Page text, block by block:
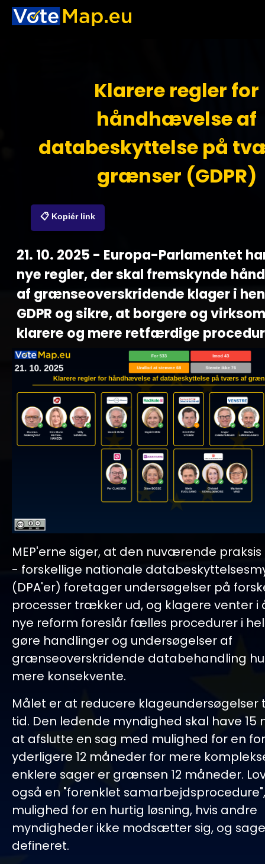
Klarere regler for
håndhævelse af
databeskyttelse på
grænser (GDPR)
📋 Kopiér link
21. 10. 2025 - Europa-Parlamentet
nye regler, der skal fremskynde
af grænseoverskridende klager i
GDPR og sikre, at borgere og
klarere og mere retfærdige
MEP'erne siger, at den nuværende praksis
- forskellige nationale
(DPA'er) foretager undersøgelser på
processer trækker ud, og klagere venter i
nye reform foreslår fælles procedurer i
gøre handlinger og undersøgelser af
grænseoverskridende databehandling
mere konsekvente.
Målet er at reducere klageundersøgelser
tid. Den ledende myndighed skal have 15
at afslutte en sag med mulighed for en
yderligere 12 måneder for mere
enklere sager er grænsen 12 måneder.
også en "forenklet
mulighed for en hurtig løsning, hvis andre
myndigheder ikke modsætter sig, og
defineret.